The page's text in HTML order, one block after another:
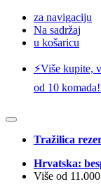
za navigaciju
Na sadržaj
u košaricu
⚡️Više kupite,
od 10 komada!
Tražilica
Hrvatska:
Više od